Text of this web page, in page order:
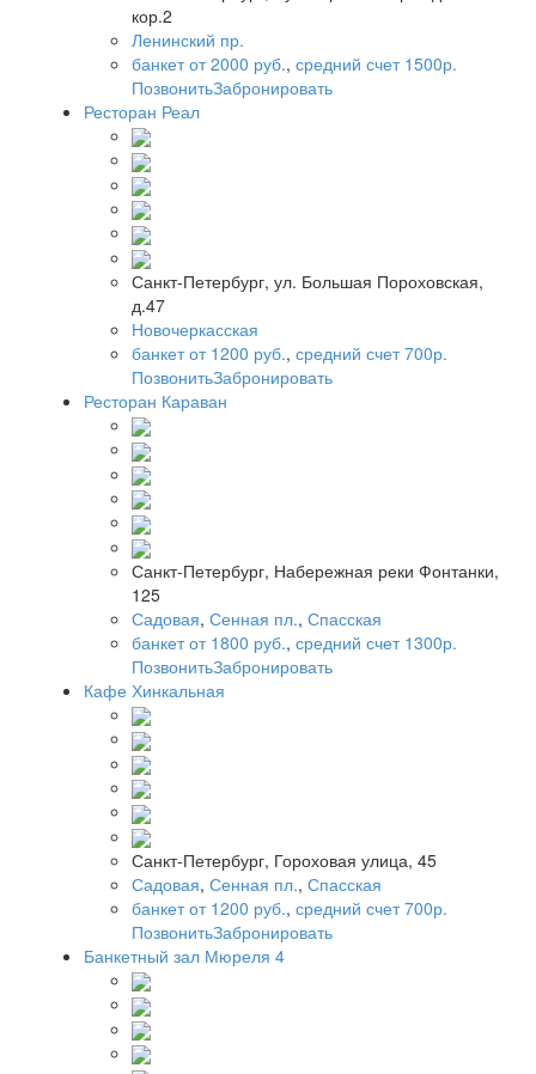
кор.2
Ленинский пр.
банкет от 2000 руб., средний счет 1500р.
ПозвонитьЗабронировать
Ресторан Реал
Санкт-Петербург, ул. Большая Пороховская,
д.47
Новочеркасская
банкет от 1200 руб., средний счет 700р.
ПозвонитьЗабронировать
Ресторан Караван
Санкт-Петербург, Набережная реки Фонтанки,
125
Садовая, Сенная пл., Спасская
банкет от 1800 руб., средний счет 1300р.
ПозвонитьЗабронировать
Кафе Хинкальная
Санкт-Петербург, Гороховая улица, 45
Садовая, Сенная пл., Спасская
банкет от 1200 руб., средний счет 700р.
ПозвонитьЗабронировать
Банкетный зал Мюреля 4